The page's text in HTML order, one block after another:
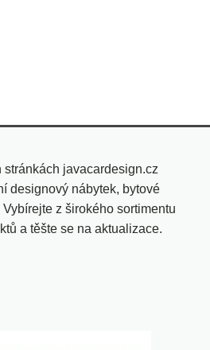
stránkách javacardesign.cz
designový nábytek, bytové
z širokého sortimentu
a těšte se na aktualizace.